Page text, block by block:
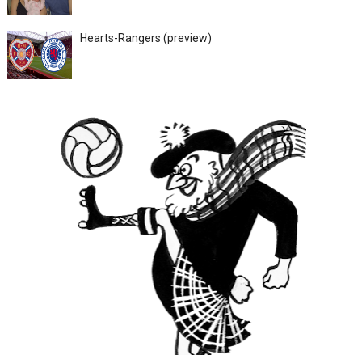
Hearts-Rangers (preview)